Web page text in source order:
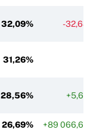
32,09% -
31,26%
28,56%
26,69% +89